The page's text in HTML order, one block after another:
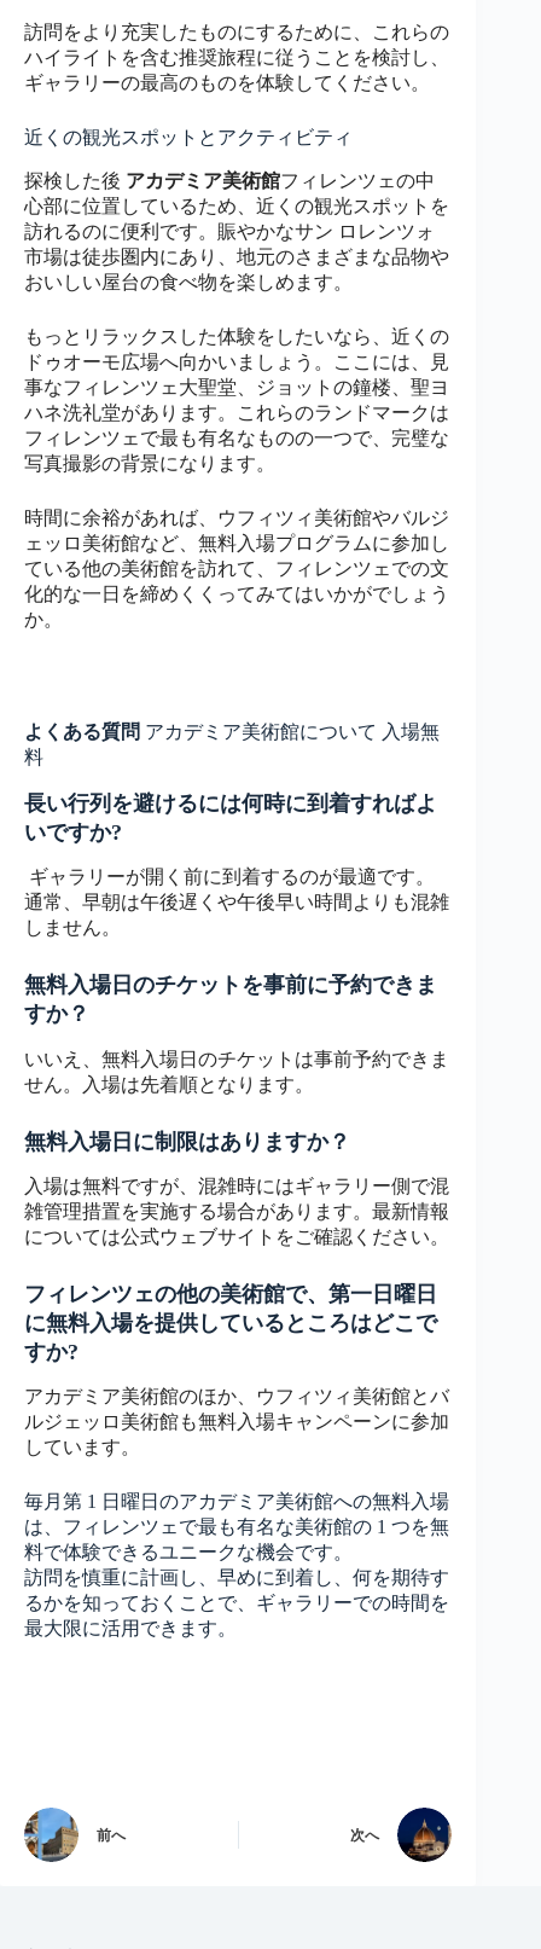
訪問をより充実したものにするために、これらの
ハイライトを含む推奨旅程に従うことを検討し、
ギャラリーの最高のものを体験してください。
近くの観光スポットとアクティビティ
探検した後 アカデミア美術館フィレンツェの中
心部に位置しているため、近くの観光スポットを
訪れるのに便利です。賑やかなサン ロレンツォ
市場は徒歩圏内にあり、地元のさまざまな品物や
おいしい屋台の食べ物を楽しめます。
もっとリラックスした体験をしたいなら、近くの
ドゥオーモ広場へ向かいましょう。ここには、見
事なフィレンツェ大聖堂、ジョットの鐘楼、聖ヨ
ハネ洗礼堂があります。これらのランドマークは
フィレンツェで最も有名なものの一つで、完璧な
写真撮影の背景になります。
時間に余裕があれば、ウフィツィ美術館やバルジ
ェッロ美術館など、無料入場プログラムに参加し
ている他の美術館を訪れて、フィレンツェでの文
化的な一日を締めくくってみてはいかがでしょう
か。
よくある質問 アカデミア美術館について 入場無
料
長い行列を避けるには何時に到着すればよ
いですか?
ギャラリーが開く前に到着するのが最適です。
通常、早朝は午後遅くや午後早い時間よりも混雑
しません。
無料入場日のチケットを事前に予約できま
すか？
いいえ、無料入場日のチケットは事前予約できま
せん。入場は先着順となります。
無料入場日に制限はありますか？
入場は無料ですが、混雑時にはギャラリー側で混
雑管理措置を実施する場合があります。最新情報
については公式ウェブサイトをご確認ください。
フィレンツェの他の美術館で、第一日曜日
に無料入場を提供しているところはどこで
すか?
アカデミア美術館のほか、ウフィツィ美術館とバ
ルジェッロ美術館も無料入場キャンペーンに参加
しています。
毎月第 1 日曜日のアカデミア美術館への無料入場
は、フィレンツェで最も有名な美術館の 1 つを無
料で体験できるユニークな機会です。
訪問を慎重に計画し、早めに到着し、何を期待す
るかを知っておくことで、ギャラリーでの時間を
最大限に活用できます。
前へ 次へ